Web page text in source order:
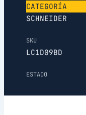
CATEGORÍA
SCHNEIDER
SKU
LC1D09BD
ESTADO